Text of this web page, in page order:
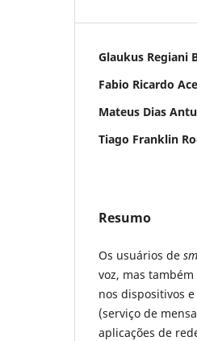
Glaukus Regiani
Fabio Ricardo
Mateus Dias
Tiago Franklin
Resumo
Os usuários de
voz, mas
nos dispositivos
(serviço de
aplicações de